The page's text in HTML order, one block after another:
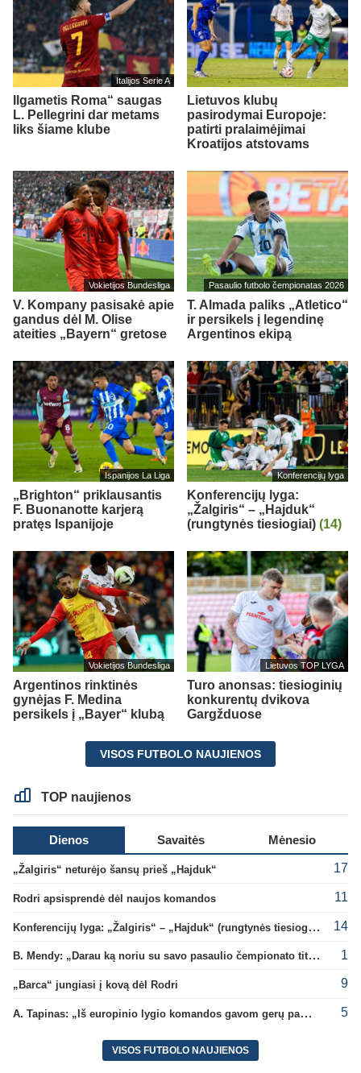
Italijos Serie A
Ilgametis Roma“ saugas
L. Pellegrini dar metams
liks šiame klube
Lietuvos klubų
pasirodymai Europoje:
patirti pralaimėjimai
Kroatijos atstovams
Vokietijos Bundesliga
V. Kompany pasisakė apie
gandus dėl M. Olise
ateities „Bayern“ gretose
Pasaulio futbolo čempionatas 2026
T. Almada paliks „Atletico“
ir persikels į legendinę
Argentinos ekipą
Ispanijos La Liga
„Brighton“ priklausantis
F. Buonanotte karjerą
pratęs Ispanijoje
Konferencijų lyga
Konferencijų lyga:
„Žalgiris“ – „Hajduk“
(rungtynės tiesiogiai) (14)
Vokietijos Bundesliga
Argentinos rinktinės
gynėjas F. Medina
persikels į „Bayer“ klubą
Lietuvos TOP LYGA
Turo anonsas: tiesioginių
konkurentų dvikova
Gargžduose
VISOS FUTBOLO NAUJIENOS
TOP naujienos
Dienos Savaitės Mėnesio
„Žalgiris“ neturėjo šansų prieš „Hajduk“ 17
Rodri apsisprendė dėl naujos komandos 11
Konferencijų lyga: „Žalgiris“ – „Hajduk“ (rungtynės tiesiogiai) 14
B. Mendy: „Darau ką noriu su savo pasaulio čempionato titulu“ 1
„Barca“ jungiasi į kovą dėl Rodri 9
A. Tapinas: „Iš europinio lygio komandos gavom gerų pamokų“ 5
VISOS FUTBOLO NAUJIENOS